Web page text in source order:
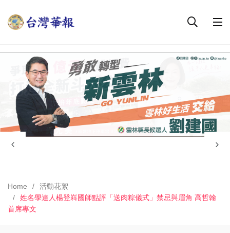
Home
活動花絮
姓名學達人楊登嵙國師點評「送肉粽儀式」禁忌與眉角 高哲翰
首席專文